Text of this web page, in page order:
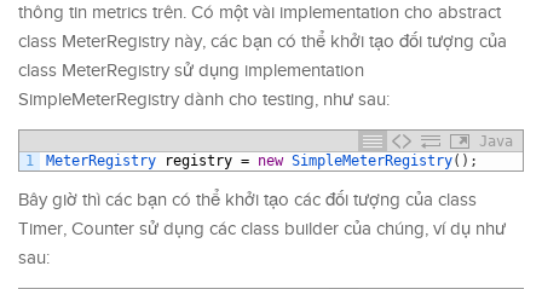
thông tin metrics trên. Có một vài implementation cho abstract
class MeterRegistry này, các bạn có thể khởi tạo đối tượng của
class MeterRegistry sử dụng implementation
SimpleMeterRegistry dành cho testing, như sau:
Java
1
MeterRegistry registry = new SimpleMeterRegistry( ) ;
Bây giờ thì các bạn có thể khởi tạo các đối tượng của class
Timer, Counter sử dụng các class builder của chúng, ví dụ như
sau: